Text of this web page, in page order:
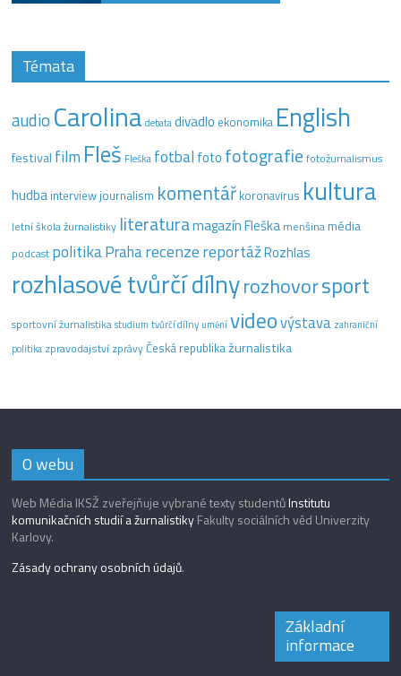
Témata
audio Carolina debata divadlo ekonomika English
festival film Fleš Fleška fotbal foto fotografie fotožurnalismus
hudba interview journalism komentář koronavirus kultura
letní škola žurnalistiky literaturamagazín Fleška menšinamédia
podcast politikaPraharecenzereportážRozhlas
rozhlasové tvůrčí dílnyrozhovorsport
sportovní žurnalistika studium tvůrčí dílny uměnívideovýstava zahraniční
politika zpravodajstvízprávyČeská republikažurnalistika
O webu
Web Média IKSŽ zveřejňuje vybrané texty studentůInstitutu
komunikačních studií a žurnalistikyFakulty sociálních věd Univerzity
Karlovy.
Zásady ochrany osobních údajů.
Základní
informace